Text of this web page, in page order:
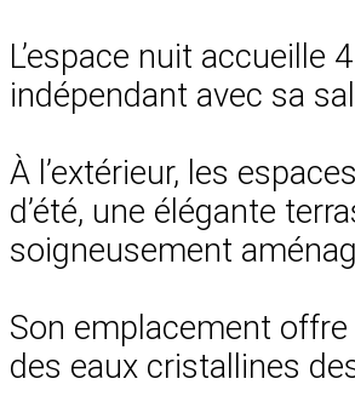
L’espace nuit
indépendant avec sa
À l’extérieur, les
d’été, une élégante
soigneusement
Son emplacement
des eaux cristallines